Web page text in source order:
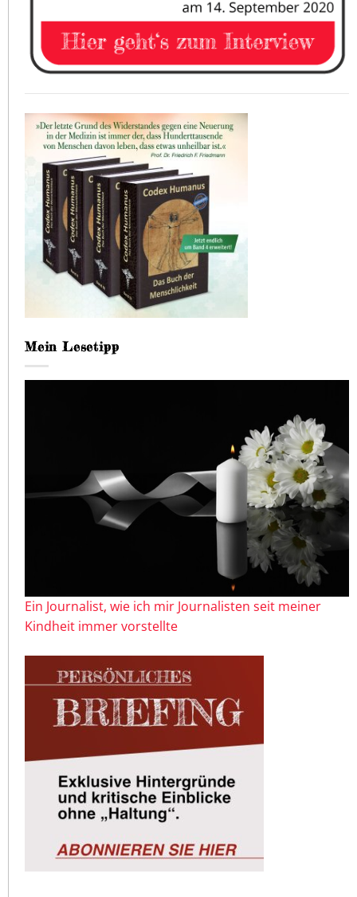
Mein Lesetipp
Ein Journalist, wie ich mir Journalisten seit meiner
Kindheit immer vorstellte